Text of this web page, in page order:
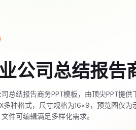
公司总结报告
总结报告商务PPT模板，由顶尖PPT提
多种格式，尺寸规格为16×9，预览图仅
件可编辑满足多样化需求。